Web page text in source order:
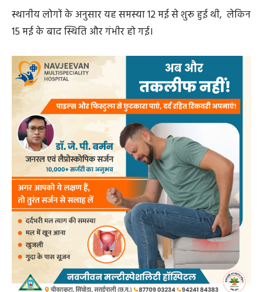
स्थानीय लोगों के अनुसार यह समस्या 12 मई से शुरू हुई थी, लेकिन
15 मई के बाद स्थिति और गंभीर हो गई।